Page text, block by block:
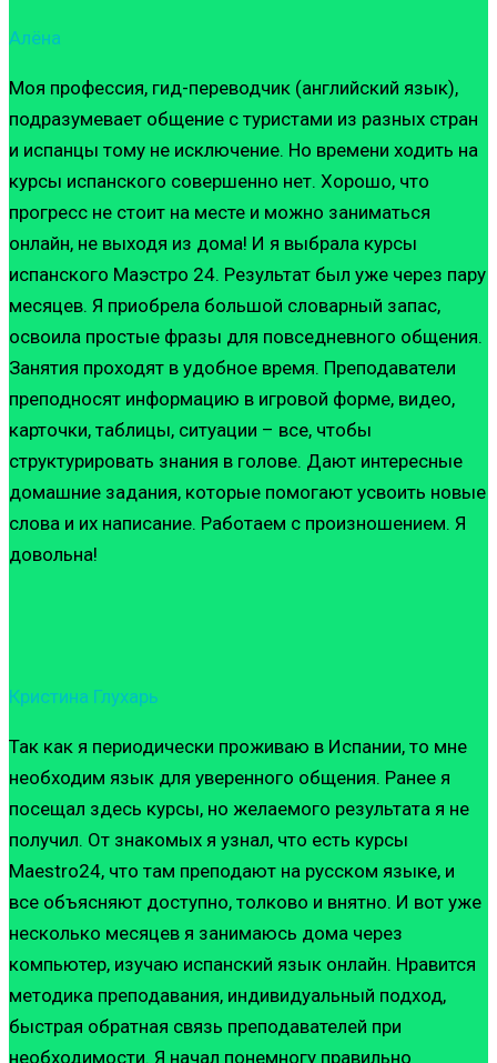
Алёна
Моя профессия, гид-переводчик (английский язык),
подразумевает общение с туристами из разных стран
и испанцы тому не исключение. Но времени ходить на
курсы испанского совершенно нет. Хорошо, что
прогресс не стоит на месте и можно заниматься
онлайн, не выходя из дома! И я выбрала курсы
испанского Маэстро 24. Результат был уже через пару
месяцев. Я приобрела большой словарный запас,
освоила простые фразы для повседневного общения.
Занятия проходят в удобное время. Преподаватели
преподносят информацию в игровой форме, видео,
карточки, таблицы, ситуации – все, чтобы
структурировать знания в голове. Дают интересные
домашние задания, которые помогают усвоить новые
слова и их написание. Работаем с произношением. Я
довольна!
Кристина Глухарь
Так как я периодически проживаю в Испании, то мне
необходим язык для уверенного общения. Ранее я
посещал здесь курсы, но желаемого результата я не
получил. От знакомых я узнал, что есть курсы
Maestro24, что там преподают на русском языке, и
все объясняют доступно, толково и внятно. И вот уже
несколько месяцев я занимаюсь дома через
компьютер, изучаю испанский язык онлайн. Нравится
методика преподавания, индивидуальный подход,
быстрая обратная связь преподавателей при
необходимости. Я начал понемногу правильно